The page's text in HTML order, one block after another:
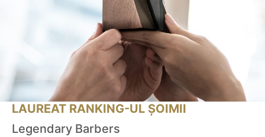
LAUREAT RANKING-UL ȘOIMII
Legendary Barbers